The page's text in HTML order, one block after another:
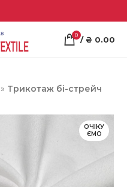
0 / ₴ 0.00
» Трикотаж бі-стрейч
ОЧІКУ
ЄМО